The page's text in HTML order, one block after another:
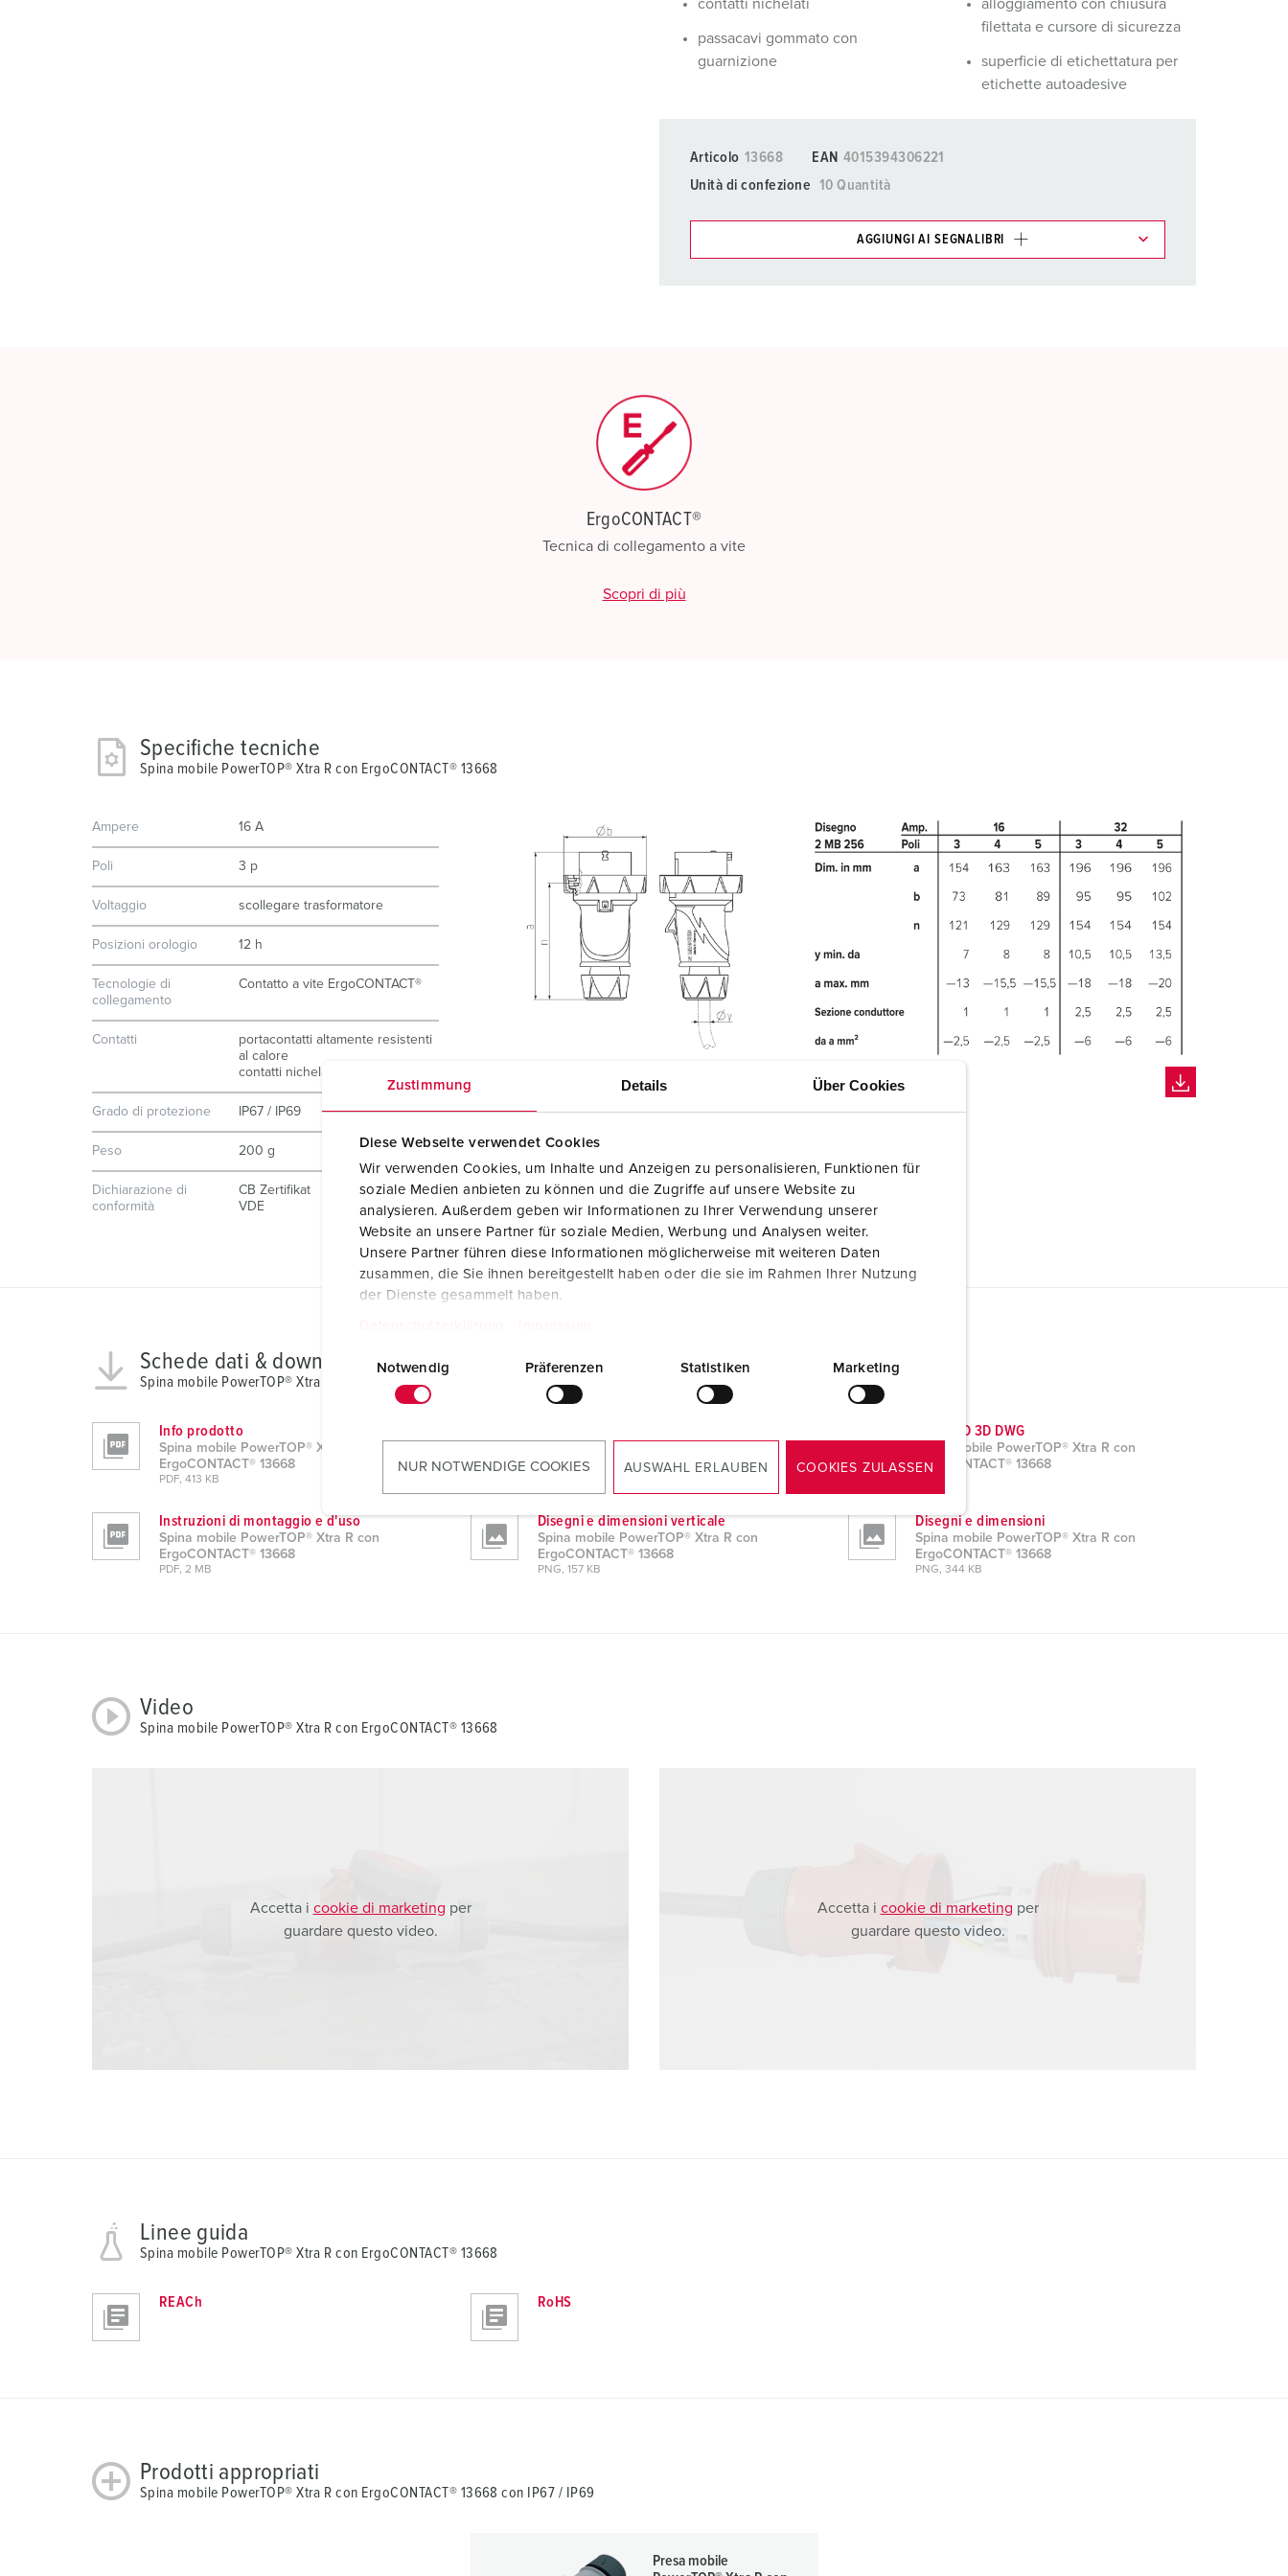
Zustimmung Details Über Cookies
Diese Webseite verwendet Cookies
Wir verwenden Cookies, um Inhalte und Anzeigen zu personalisieren, Funktionen für
soziale Medien anbieten zu können und die Zugriffe auf unsere Website zu
analysieren. Außerdem geben wir Informationen zu Ihrer Verwendung unserer
Website an unsere Partner für soziale Medien, Werbung und Analysen weiter.
Unsere Partner führen diese Informationen möglicherweise mit weiteren Daten
zusammen, die Sie ihnen bereitgestellt haben oder die sie im Rahmen Ihrer Nutzung
der Dienste gesammelt haben.
g
a
Notwendig Präferenzen Statistiken Marketing
NUR NOTWENDIGE COOKIES AUSWAHL ERLAUBEN COOKIES ZULASSEN
contatti nichelati
passacavi gommato con
guarnizione
alloggiamento con chiusura
filettata e cursore di sicurezza
superficie di etichettatura per
etichette autoadesive
Articolo 13668 EAN 4015394306221
Unità di confezione
10 Quantità
AGGIUNGI AI SEGNALIBRI
ErgoCONTACT®
Tecnica di collegamento a vite
Scopri di più
Specifiche tecniche
Spina mobile PowerTOP® Xtra R con ErgoCONTACT® 13668
Ampere 16 A
Poli 3 p
Voltaggio scollegare trasformatore
Posizioni orologio 12 h
Tecnologie di
collegamento
Contatto a vite ErgoCONTACT®
Contatti
portacontatti altamente resistenti
al calore
contatti nichelati
Grado di protezione IP67 / IP69
Peso 200 g
Dichiarazione di
conformità
CB Zertifikat
VDE
Schede dati & download
Spina mobile PowerTOP® Xtra R con ErgoCONTACT® 13668
Info prodotto
Spina mobile PowerTOP® Xtra R con
ErgoCONTACT® 13668
PDF, 413 KB
ErgoCONTACT® 13668
Dati CAD 3D DWG
Spina mobile PowerTOP® Xtra R con
ErgoCONTACT® 13668
Instruzioni di montaggio e d'uso
Spina mobile PowerTOP® Xtra R con
ErgoCONTACT® 13668
PDF, 2 MB
Disegni e dimensioni verticale
Spina mobile PowerTOP® Xtra R con
ErgoCONTACT® 13668
PNG, 157 KB
Disegni e dimensioni
Spina mobile PowerTOP® Xtra R con
ErgoCONTACT® 13668
PNG, 344 KB
Video
Spina mobile PowerTOP® Xtra R con ErgoCONTACT® 13668
Accetta i cookie di marketing per
guardare questo video.
Accetta i cookie di marketing per
guardare questo video.
Linee guida
Spina mobile PowerTOP® Xtra R con ErgoCONTACT® 13668
REACh RoHS
Prodotti appropriati
Spina mobile PowerTOP® Xtra R con ErgoCONTACT® 13668 con IP67 / IP69
Presa mobile